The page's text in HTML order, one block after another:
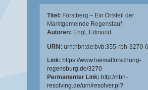
Titel: Forstberg – Ein Ortsteil der
Marktgemeinde Regenstauf
Autoren: Engl, Edmund
URN: urn:nbn:de:bvb:355-rbh-3270-6
Link: https://www.heimatforschung-
regensburg.de/3270
Permanenter Link: http://nbn-
resolving.de/urn/resolver.pl?